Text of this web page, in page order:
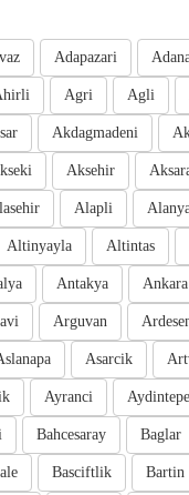
Adapazari
Agli
Agri
Akdagmadeni
Aksehir
Alapli
Altintas
Altinyayla
Ankara
Antakya
Arguvan
Asarcik
Aydintepe
Ayranci
Baglar
Bahcesaray
Bartin
Basciftlik